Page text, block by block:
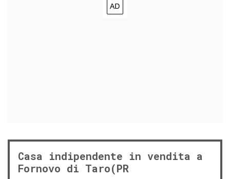
Casa indipendente in vendita a
Fornovo di Taro(PR